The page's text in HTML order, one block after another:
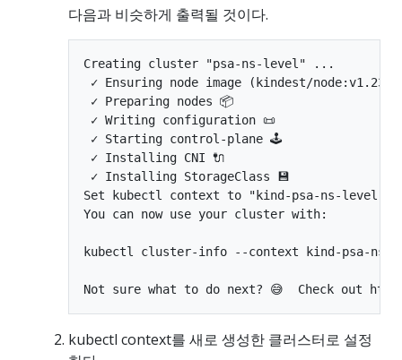
다음과 비슷하게 출력될 것이다.
Creating cluster "psa-ns-level" ...
✓ Ensuring node image (kindest/
✓ Preparing nodes 📦
✓ Writing configuration 📜
✓ Starting control-plane 🕹️
✓ Installing CNI 🔌
✓ Installing StorageClass 💾
Set kubectl context to "kind-psa-ns-level"
You can now use your cluster with:
kubectl cluster-info --context kind-psa-ns-
kubectl context를 새로 생성한 클러스터로 설정